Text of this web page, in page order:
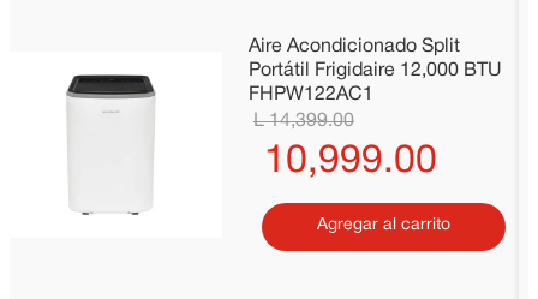
Aire Acondicionado Split
Portátil Frigidaire 12,000 BTU
FHPW122AC1
14,399.00
10,999.00
Agregar al carrito